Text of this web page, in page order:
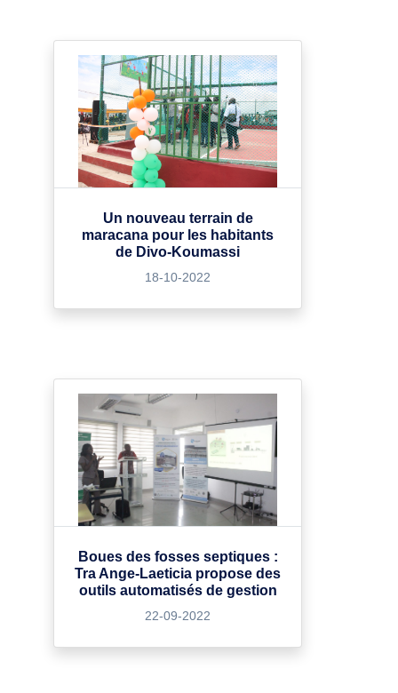
Un nouveau terrain de
maracana pour les habitants
de Divo-Koumassi
18-10-2022
Boues des fosses septiques :
Tra Ange-Laeticia propose des
outils automatisés de gestion
22-09-2022